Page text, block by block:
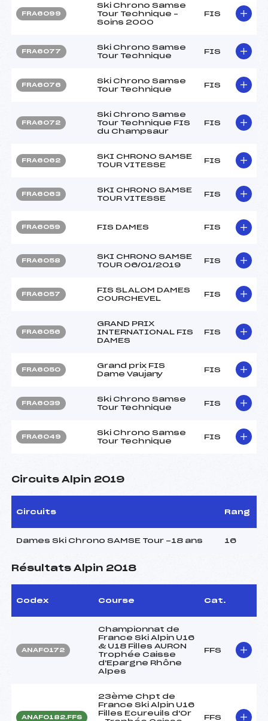
FRA6099
Ski Chrono Samse
Tour Technique –
Soins 2000
FIS
FRA6077
Ski Chrono Samse
Tour Technique
FIS
FRA6076
Ski Chrono Samse
Tour Technique
FIS
FRA6072
Ski Chrono Samse
Tour Technique FIS
du Champsaur
FIS
FRA6062
SKI CHRONO SAMSE
TOUR VITESSE
FIS
FRA6063
SKI CHRONO SAMSE
TOUR VITESSE
FIS
FRA6059 FIS DAMES FIS
FRA6058
SKI CHRONO SAMSE
TOUR 06/01/2019
FIS
FRA6057
FIS SLALOM DAMES
COURCHEVEL
FIS
FRA6056
GRAND PRIX
INTERNATIONAL FIS
DAMES
FIS
FRA6050
Grand prix FIS
Dame Vaujany
FIS
FRA6039
Ski Chrono Samse
Tour Technique
FIS
FRA6049
Ski Chrono Samse
Tour Technique
FIS
Circuits Alpin 2019
Circuits Rang
Dames Ski Chrono SAMSE Tour -18 ans 16
Résultats Alpin 2018
Codex Course Cat.
ANAF0172
Championnat de
France Ski Alpin U16
& U18 Filles AURON
Trophée Caisse
d'Epargne Rhône
Alpes
FFS
ANAF0182.FFS
23ème Chpt de
France Ski Alpin U16
Filles Ecureuils d'Or
FFS